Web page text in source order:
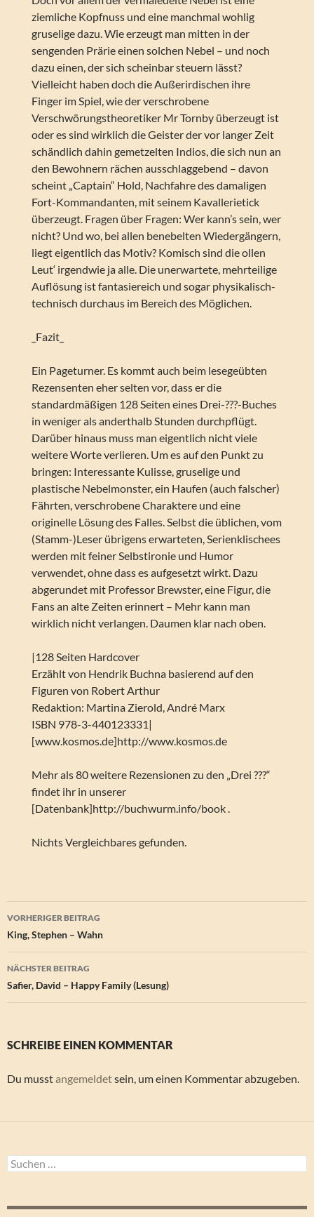
ziemliche Kopfnuss und eine manchmal wohlig
gruselige dazu. Wie erzeugt man mitten in der
sengenden Prärie einen solchen Nebel – und noch
dazu einen, der sich scheinbar steuern lässt?
Vielleicht haben doch die Außerirdischen ihre
Finger im Spiel, wie der verschrobene
Verschwörungstheoretiker Mr Tornby überzeugt ist
oder es sind wirklich die Geister der vor langer Zeit
schändlich dahin gemetzelten Indios, die sich nun an
den Bewohnern rächen ausschlaggebend – davon
scheint „Captain“ Hold, Nachfahre des damaligen
Fort-Kommandanten, mit seinem Kavallerietick
überzeugt. Fragen über Fragen: Wer kann’s sein, wer
nicht? Und wo, bei allen benebelten Wiedergängern,
liegt eigentlich das Motiv? Komisch sind die ollen
Leut‘ irgendwie ja alle. Die unerwartete, mehrteilige
Auflösung ist fantasiereich und sogar physikalisch-
technisch durchaus im Bereich des Möglichen.
_Fazit_
Ein Pageturner. Es kommt auch beim lesegeübten
Rezensenten eher selten vor, dass er die
standardmäßigen 128 Seiten eines Drei-???-Buches
in weniger als anderthalb Stunden durchpflügt.
Darüber hinaus muss man eigentlich nicht viele
weitere Worte verlieren. Um es auf den Punkt zu
bringen: Interessante Kulisse, gruselige und
plastische Nebelmonster, ein Haufen (auch falscher)
Fährten, verschrobene Charaktere und eine
originelle Lösung des Falles. Selbst die üblichen, vom
(Stamm-)Leser übrigens erwarteten, Serienklischees
werden mit feiner Selbstironie und Humor
verwendet, ohne dass es aufgesetzt wirkt. Dazu
abgerundet mit Professor Brewster, eine Figur, die
Fans an alte Zeiten erinnert – Mehr kann man
wirklich nicht verlangen. Daumen klar nach oben.
|128 Seiten Hardcover
Erzählt von Hendrik Buchna basierend auf den
Figuren von Robert Arthur
Redaktion: Martina Zierold, André Marx
ISBN 978-3-440123331|
[www.kosmos.de]http://www.kosmos.de
Mehr als 80 weitere Rezensionen zu den „Drei ???“
findet ihr in unserer
[Datenbank]http://buchwurm.info/book .
Nichts Vergleichbares gefunden.
Beitragsnavigation
VORHERIGER BEITRAG
King, Stephen – Wahn
NÄCHSTER BEITRAG
Safier, David – Happy Family (Lesung)
SCHREIBE EINEN KOMMENTAR
Du musstangemeldetsein, um einen Kommentar abzugeben.
Suchen
nach: